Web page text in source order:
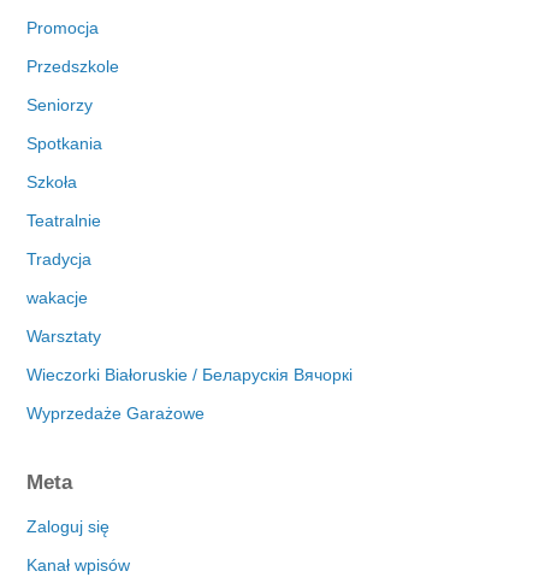
Promocja
Przedszkole
Seniorzy
Spotkania
Szkoła
Teatralnie
Tradycja
wakacje
Warsztaty
Wieczorki Białoruskie / Беларускія Вячоркі
Wyprzedaże Garażowe
Meta
Zaloguj się
Kanał wpisów